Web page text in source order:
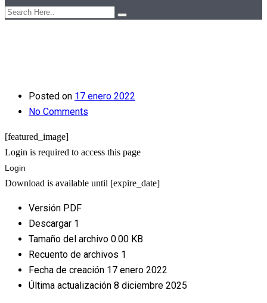
Posted on 17 enero 2022
No Comments
[featured_image]
Login is required to access this page
Login
Download is available until [expire_date]
Versión PDF
Descargar 1
Tamaño del archivo 0.00 KB
Recuento de archivos 1
Fecha de creación 17 enero 2022
Última actualización 8 diciembre 2025